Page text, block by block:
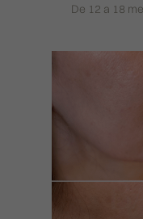
De 12 a 18